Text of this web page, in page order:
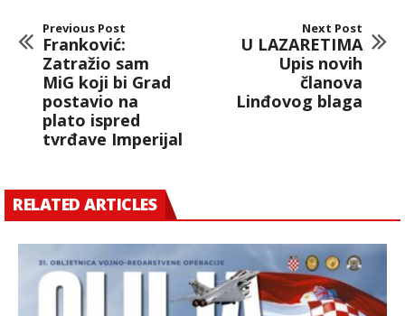
Previous Post
Franković:
Zatražio sam
MiG koji bi Grad
postavio na
plato ispred
tvrđave Imperijal
Next Post
U LAZARETIMA
Upis novih
članova
Linđovog blaga
RELATED ARTICLES